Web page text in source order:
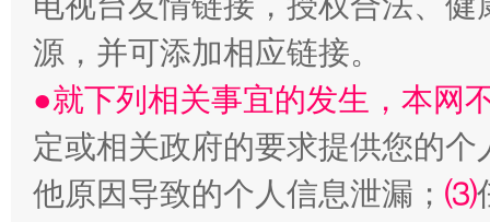
源，并可添加相应链接。
●就下列相关事宜的发生，本网
定或相关政府的要求提供您的个
他原因导致的个人信息泄漏； ⑶